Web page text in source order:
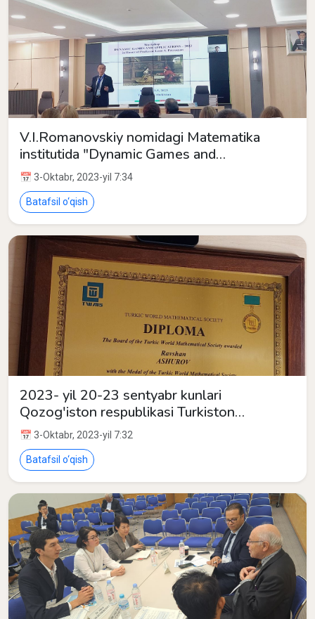
V.I.Romanovskiy nomidagi Matematika
institutida "Dynamic Games and
Applications" nomli workshop o'z ishini
boshladi.
📅 3-Oktabr, 2023-yil 7:34
Batafsil o‘qish
2023- yil 20-23 sentyabr kunlari
Qozog'iston respublikasi Turkiston
viloyatida o'tkazilgan Turk Dunyosi
Matematika Jamiyatining (TWMS) VII
butunjahon kongresi
📅 3-Oktabr, 2023-yil 7:32
Batafsil o‘qish